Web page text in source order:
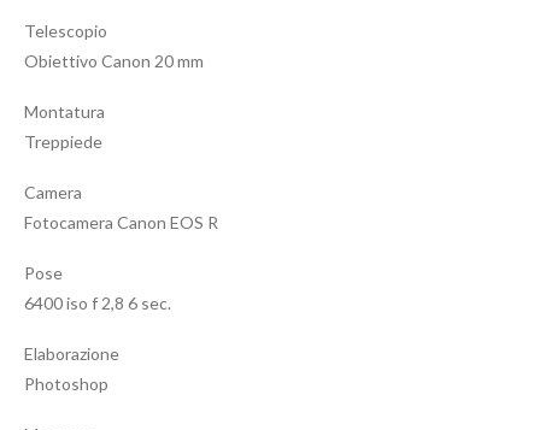
Telescopio
Obiettivo Canon 20 mm
Montatura
Treppiede
Camera
Fotocamera Canon EOS R
Pose
6400 iso f 2,8 6 sec.
Elaborazione
Photoshop